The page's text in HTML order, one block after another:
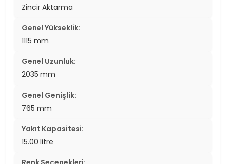
Zincir Aktarma
Genel Yükseklik:
1115 mm
Genel Uzunluk:
2035 mm
Genel Genişlik:
765 mm
Yakıt Kapasitesi:
15.00 litre